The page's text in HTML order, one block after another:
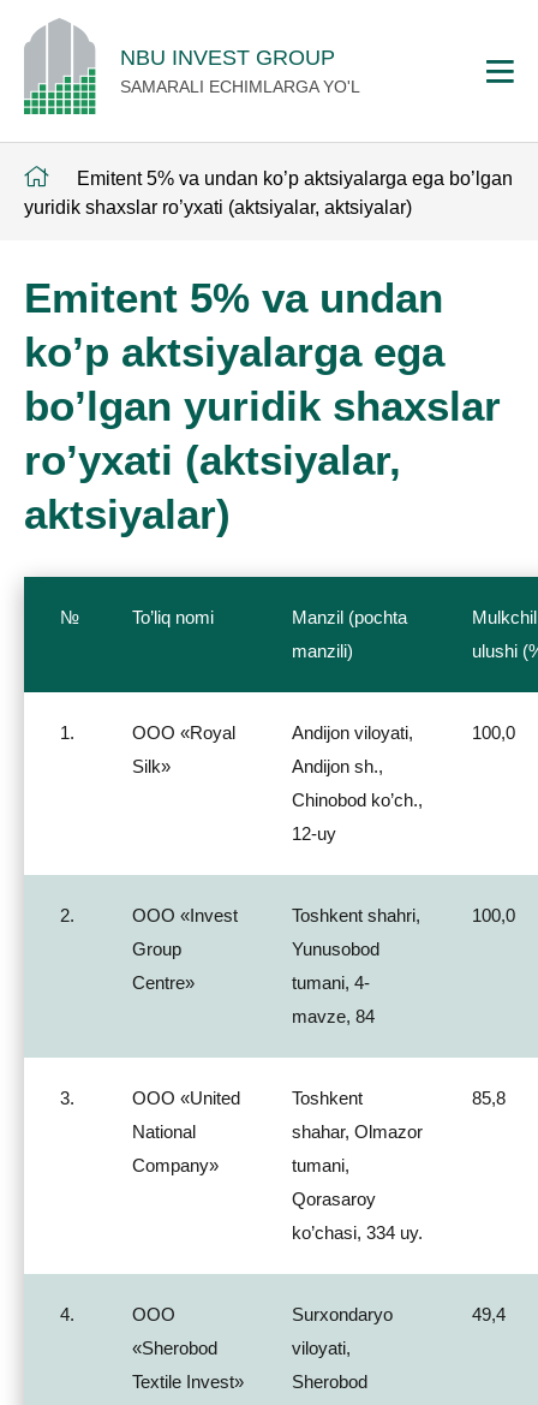
NBU INVEST GROUP
SAMARALI ECHIMLARGA YO'L
Emitent 5% va undan ko’p aktsiyalarga ega bo’lgan
yuridik shaxslar ro’yxati (aktsiyalar, aktsiyalar)
Emitent 5% va undan
ko’p aktsiyalarga ega
bo’lgan yuridik shaxslar
ro’yxati (aktsiyalar,
aktsiyalar)
№ To’liq nomi
Manzil (pochta
manzili)
ulushi
1.
ООО «Royal
Silk»
Andijon viloyati,
Andijon sh.,
Chinobod ko’ch.,
12-uy
100,0
2.
ООО «Invest
Group
Centre»
Toshkent shahri,
Yunusobod
tumani, 4-
mavze, 84
100,0
3.
ООО «United
National
Company»
Toshkent
shahar, Olmazor
tumani,
Qorasaroy
ko’chasi, 334 uy.
85,8
4.
ООО
«Sherobod
Textile Invest»
Surxondaryo
viloyati,
Sherobod
49,4